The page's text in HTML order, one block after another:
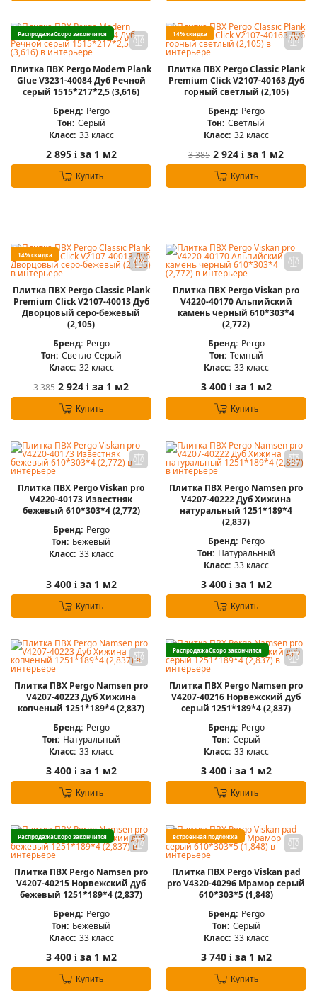
РаспродажаСкоро закончится
Плитка ПВХ Pergo Modern Plank
Glue V3231-40084 Дуб Речной
серый 1515*217*2,5 (3,616)
Бренд: Pergo
Тон: Серый
Класс: 33 класс
2 895 iза 1 м2
Купить
14% скидка
Плитка ПВХ Pergo Classic Plank
Premium Click V2107-40163 Дуб
горный светлый (2,105)
Бренд: Pergo
Тон: Светлый
Класс: 32 класс
3 385 2 924 i за 1 м2
Купить
14% скидка
Плитка ПВХ Pergo Classic Plank
Premium Click V2107-40013 Дуб
Дворцовый серо-бежевый
(2,105)
Бренд: Pergo
Тон: Светло-Серый
Класс: 32 класс
3 385 2 924 i за 1 м2
Купить
Плитка ПВХ Pergo Viskan pro
V4220-40170 Альпийский
камень черный 610*303*4
(2,772)
Бренд: Pergo
Тон: Темный
Класс: 33 класс
3 400 iза 1 м2
Купить
Плитка ПВХ Pergo Viskan pro
V4220-40173 Известняк
бежевый 610*303*4 (2,772)
Бренд: Pergo
Тон: Бежевый
Класс: 33 класс
3 400 iза 1 м2
Купить
Плитка ПВХ Pergo Namsen pro
V4207-40222 Дуб Хижина
натуральный 1251*189*4
(2,837)
Бренд: Pergo
Тон: Натуральный
Класс: 33 класс
3 400 iза 1 м2
Купить
Плитка ПВХ Pergo Namsen pro
V4207-40223 Дуб Хижина
копченый 1251*189*4 (2,837)
Бренд: Pergo
Тон: Натуральный
Класс: 33 класс
3 400 iза 1 м2
Купить
РаспродажаСкоро закончится
Плитка ПВХ Pergo Namsen pro
V4207-40216 Норвежский дуб
серый 1251*189*4 (2,837)
Бренд: Pergo
Тон: Серый
Класс: 33 класс
3 400 iза 1 м2
Купить
РаспродажаСкоро закончится
Плитка ПВХ Pergo Namsen pro
V4207-40215 Норвежский дуб
бежевый 1251*189*4 (2,837)
Бренд: Pergo
Тон: Бежевый
Класс: 33 класс
3 400 iза 1 м2
Купить
встроенная подложка
Плитка ПВХ Pergo Viskan pad
pro V4320-40296 Мрамор серый
610*303*5 (1,848)
Бренд: Pergo
Тон: Серый
Класс: 33 класс
3 740 iза 1 м2
Купить